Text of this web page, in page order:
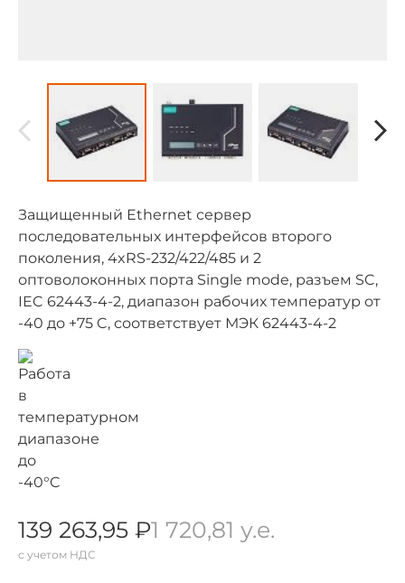
Защищенный Ethernet сервер
последовательных интерфейсов второго
поколения, 4xRS-232/422/485 и 2
оптоволоконных порта Single mode, разъем SC,
IEC 62443-4-2, диапазон рабочих температур от
-40 до +75 C, соответствует МЭК 62443-4-2
139 263,95 ₽1 720,81 у.е.
с учетом НДС